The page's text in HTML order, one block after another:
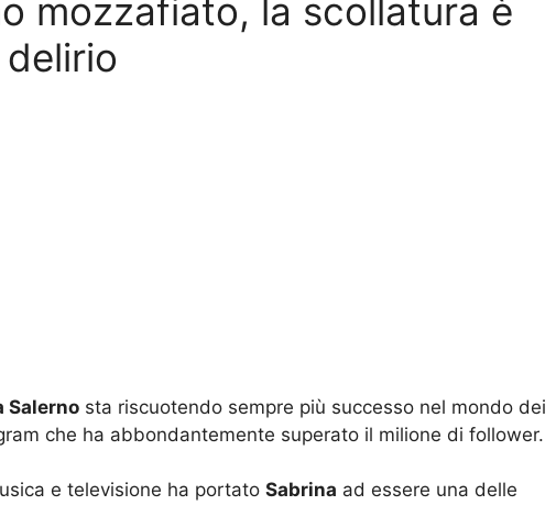
mozzafiato, la scollatura è
Salerno sta riscuotendo sempre più successo nel mondo dei
che ha abbondantemente superato il milione di follower.
e televisione ha portato Sabrina ad essere una delle